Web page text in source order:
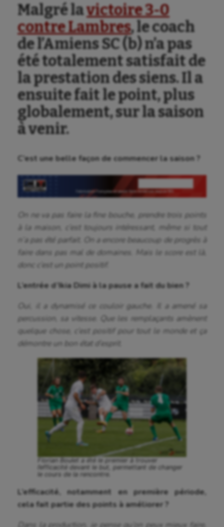
Malgré lavictoire 3-0
contre Lambres, le coach
de l’Amiens SC (b) n’a pas
été totalement satisfait de
la prestation des siens. Il a
ensuite fait le point, plus
globalement, sur la saison
à venir.
C’est une belle façon de commencer la saison ?
On ne va pas faire la fine bouche, prendre trois points
à la maison, c’est toujours intéressant, même si tout
n’a pas été parfait. On a encore beaucoup de progrès à
faire dans pas mal de domaines. Mais le score est là,
donc c’est un point positif.
L’entrée d’Ikia Dimi à la pause a fait du bien ?
Oui, il a dynamisé ce couloir gauche. Il a amené sa
percussion, sa vitesse. Que les remplaçants amènent
quelque chose, c’est positif pour tout le monde et ça
démontre un bon état d’esprit.
Florian Boulet a été le premier à trouver
l’efficacité devant le but, permettant de changer
le cours de la rencontre.
L’efficacité, notamment en première période,
cela fait partie des points à améliorer ?